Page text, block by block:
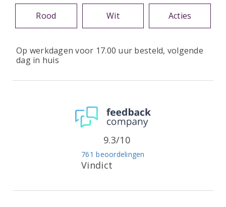
Rood Wit Acties
Op werkdagen voor 17.00 uur besteld, volgende
dag in huis
Vindict
761 beoordelingen
9.3/10